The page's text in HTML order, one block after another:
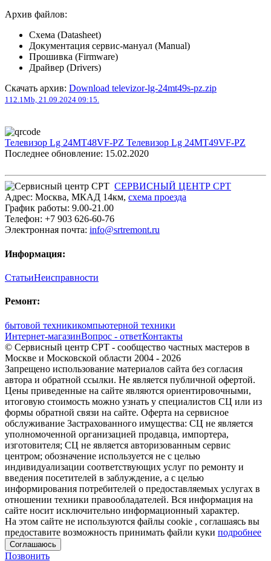
Архив файлов:
Схема (Datasheet)
Документация сервис-мануал (Manual)
Прошивка (Firmware)
Драйвер (Drivers)
Скачать архив: Download televizor-lg-24mt49s-pz.zip
112.1Mb, 21.09.2024 09:15.
Телевизор Lg 24MT48VF-PZ Телевизор Lg 24MT49VF-PZ
Последнее обновление: 15.02.2020
СЕРВИСНЫЙ ЦЕНТР СРТ
Адрес: Москва, МКАД 14км, cхема проезда
График работы: 9.00-21.00
Телефон: +7 903 626-60-76
Электронная почта: info@srtremont.ru
Информация:
СтатьиНеисправности
Ремонт:
бытовой техникикомпьютерной техники
Интернет-магазинВопрос - ответКонтакты
© Сервисный центр СРТ - сообщество частных мастеров в
Москве и Московской области 2004 - 2026
Запрещено использование материалов сайта без согласия
автора и обратной ссылки. Не является публичной офертой.
Цены приведенные на сайте являются ориентировочными,
итоговую стоимость можно узнать у специалистов СЦ или из
формы обратной связи на сайте. Оферта на сервисное
обслуживание Застрахованного имущества: СЦ не является
уполномоченной организацией продавца, импортера,
изготовителя; СЦ не является авторизованным сервис
центром; обозначение используется не с целью
индивидуализации соответствующих услуг по ремонту и
введения посетителей в заблуждение, а с целью
информирования потребителей о предоставляемых услугах в
отношении техники правообладателей. Вся информация на
сайте носит исключительно информационный характер.
На этом сайте не используются файлы cookie , соглашаясь вы
предоставите возможность принимать файли куки подробнее
Соглашаюсь
Позвонить